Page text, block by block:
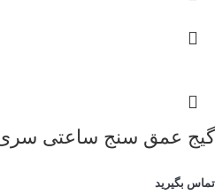
گیج عمق سنج ساعتی سری 473
تماس بگیرید